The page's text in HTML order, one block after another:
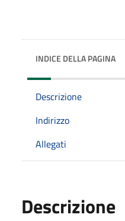
INDICE DELLA PAGINA
Descrizione
Indirizzo
Allegati
Descrizione